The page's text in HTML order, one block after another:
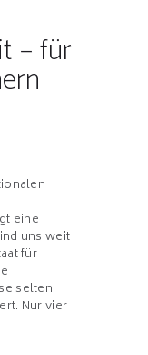
– für
eine
uns weit
für
selten
Nur vier